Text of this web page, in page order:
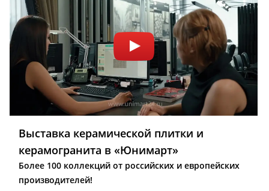
Выставка керамической плитки и
керамогранита в «Юнимарт»
Более 100 коллекций от российских и европейских
производителей!